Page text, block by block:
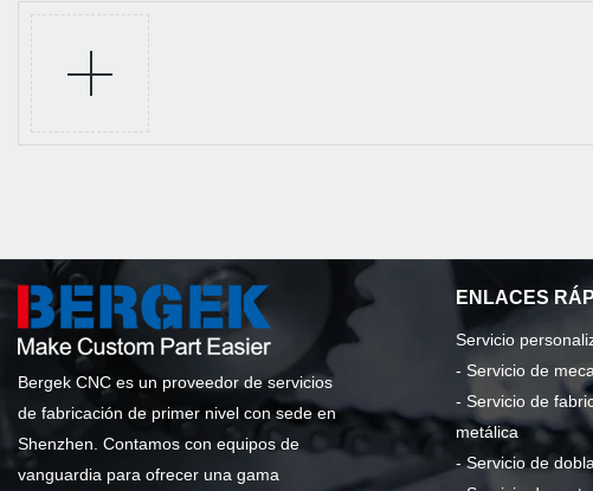
Bergek CNC es un proveedor de servicios
de fabricación de primer nivel con sede en
Shenzhen. Contamos con equipos de
vanguardia para ofrecer una gama
ENLACES
Servicio
- Servicio de
- Servicio de
metálica
-Servicio de